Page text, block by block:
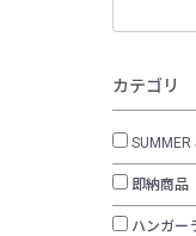
カテゴリ
SUMMER
即納商品
ハンガー